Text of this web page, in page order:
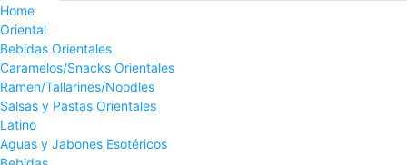
Home
Oriental
Bebidas Orientales
Caramelos/Snacks Orientales
Ramen/Tallarines/Noodles
Salsas y Pastas Orientales
Latino
Aguas y Jabones Esotéricos